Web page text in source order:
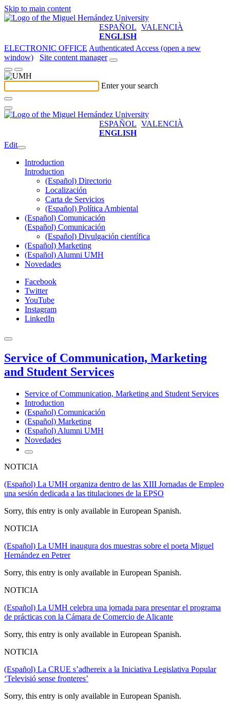
Skip to main content
ESPAÑOL VALENCIÀ
ENGLISH
ELECTRONIC OFFICE Authenticated Access (open a new
window)
Site content manager
Enter your search
ESPAÑOL VALENCIÀ
ENGLISH
Edit
Introduction
Introduction
(Español) Directorio
Localización
Carta de Servicios
(Español) Política Ambiental
(Español) Comunicación
(Español) Comunicación
(Español) Divulgación científica
(Español) Marketing
(Español) Alumni UMH
Novedades
Facebook
Twitter
YouTube
Instagram
LinkedIn
Service of Communication, Marketing
and Student Services
Service of Communication, Marketing and Student Services
Introduction
(Español) Comunicación
(Español) Marketing
(Español) Alumni UMH
Novedades
NOTICIA
(Español) La UMH organiza dentro de las XIII Jornadas de Empleo
una sesión dedicada a las titulaciones de la EPSO
Sorry, this entry is only available in European Spanish.
NOTICIA
(Español) La UMH inaugura dos muestras sobre el poeta Miguel
Hernández en Petrer
Sorry, this entry is only available in European Spanish.
NOTICIA
(Español) La UMH celebra una jornada para presentar el programa
de prácticas con la Cámara de Comercio de Alicante
Sorry, this entry is only available in European Spanish.
NOTICIA
(Español) La CRUE s’adhereix a la Iniciativa Legislativa Popular
‘Televisió sense fronteres’
Sorry, this entry is only available in European Spanish.